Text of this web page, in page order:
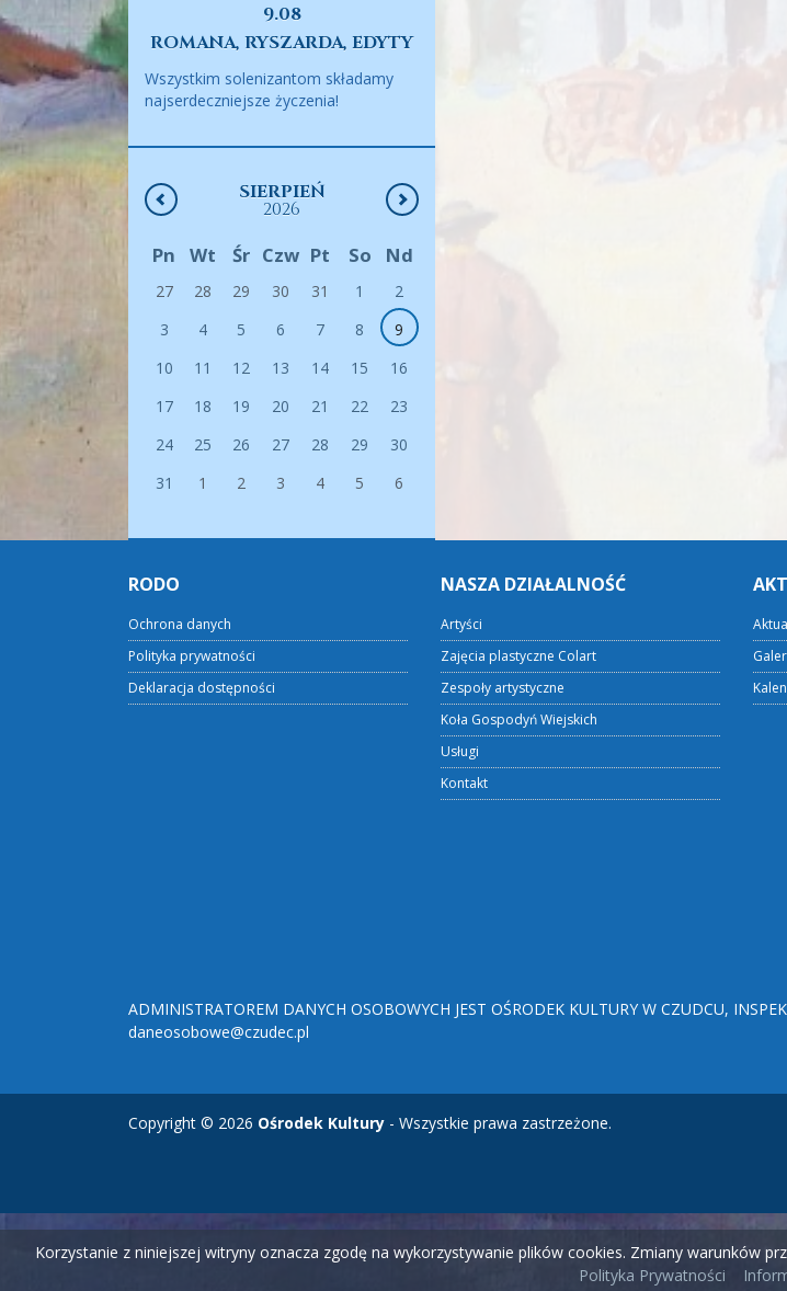
9.08
ROMANA, RYSZARDA, EDYTY
Wszystkim solenizantom składamy
najserdeczniejsze życzenia!
SIERPIEŃ
2026
Pn Wt Śr Czw Pt So Nd
27 28 29 30 31 1
2
3
4 5 6 7 8
9
10
11 12 13 14 15
16
17
18 19 20 21 22
23
24
25 26 27 28 29
30
31
1 2 3 4 5 6
RODO
Ochrona danych
Polityka prywatności
Deklaracja dostępności
NASZA DZIAŁALNOŚĆ
Artyści
Zajęcia plastyczne Colart
Zespoły artystyczne
Koła Gospodyń Wiejskich
Usługi
Kontakt
ADMINISTRATOREM DANYCH OSOBOWYCH JEST OŚRODEK KULTURY W CZUDCU,
daneosobowe@czudec.pl
Copyright © 2026 Ośrodek Kultury - Wszystkie prawa zastrzeżone.
Korzystanie z niniejszej witryny oznacza zgodę na wykorzystywanie plików cookies. Zmiany warunków
Polityka Prywatności